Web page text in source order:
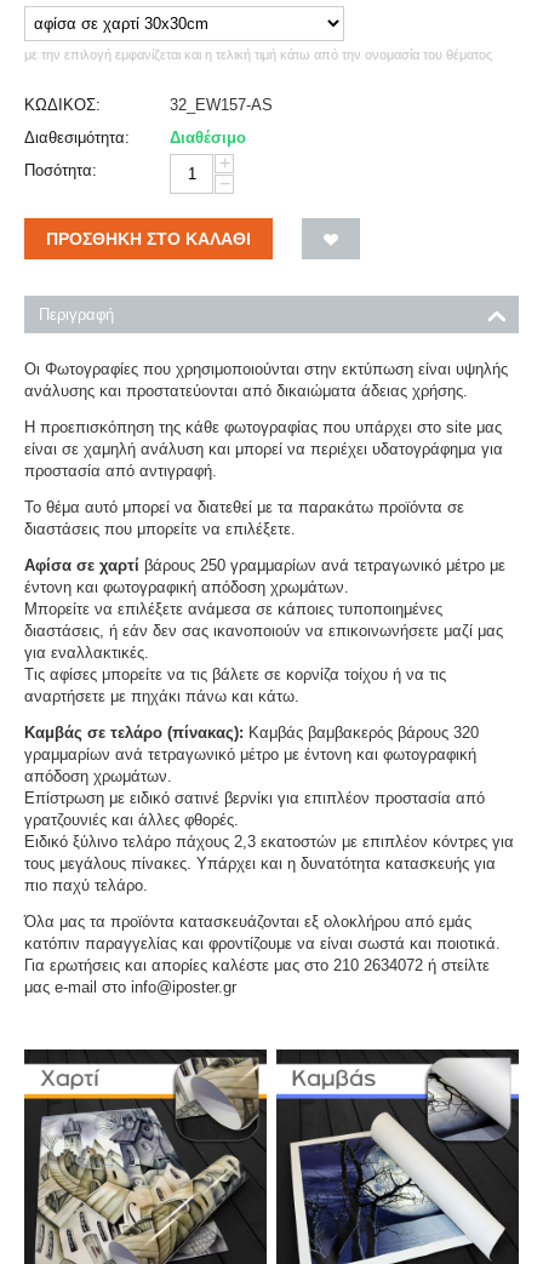
με την επιλογή εμφανίζεται και η τελική τιμή κάτω από την ονομασία του θέματος
ΚΩΔΙΚΟΣ:
32_EW157-AS
Διαθεσιμότητα:
Διαθέσιμο
Ποσότητα:
+
−
ΠΡΟΣΘΉΚΗ ΣΤΟ ΚΑΛΆΘΙ
Περιγραφή
Οι Φωτογραφίες που χρησιμοποιούνται στην εκτύπωση είναι υψηλής
ανάλυσης και προστατεύονται από δικαιώματα άδειας χρήσης.
Η προεπισκόπηση της κάθε φωτογραφίας που υπάρχει στο site μας
είναι σε χαμηλή ανάλυση και μπορεί να περιέχει υδατογράφημα για
προστασία από αντιγραφή.
Το θέμα αυτό μπορεί να διατεθεί με τα παρακάτω προϊόντα σε
διαστάσεις που μπορείτε να επιλέξετε.
Αφίσα σε χαρτί βάρους 250 γραμμαρίων ανά τετραγωνικό μέτρο με
έντονη και φωτογραφική απόδοση χρωμάτων.
Μπορείτε να επιλέξετε ανάμεσα σε κάποιες τυποποιημένες
διαστάσεις, ή εάν δεν σας ικανοποιούν να επικοινωνήσετε μαζί μας
για εναλλακτικές.
Τις αφίσες μπορείτε να τις βάλετε σε κορνίζα τοίχου ή να τις
αναρτήσετε με πηχάκι πάνω και κάτω.
Καμβάς σε τελάρο (πίνακας): Καμβάς βαμβακερός βάρους 320
γραμμαρίων ανά τετραγωνικό μέτρο με έντονη και φωτογραφική
απόδοση χρωμάτων.
Επίστρωση με ειδικό σατινέ βερνίκι για επιπλέον προστασία από
γρατζουνιές και άλλες φθορές.
Ειδικό ξύλινο τελάρο πάχους 2,3 εκατοστών με επιπλέον κόντρες για
τους μεγάλους πίνακες. Υπάρχει και η δυνατότητα κατασκευής για
πιο παχύ τελάρο.
Όλα μας τα προϊόντα κατασκευάζονται εξ ολοκλήρου από εμάς
κατόπιν παραγγελίας και φροντίζουμε να είναι σωστά και ποιοτικά.
Για ερωτήσεις και απορίες καλέστε μας στο 210 2634072 ή στείλτε
μας e-mail στο info@iposter.gr